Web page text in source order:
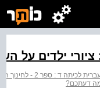
ילדים על
ד : ספר 2 - לחינוך הממלכתי
מה דעתכם?